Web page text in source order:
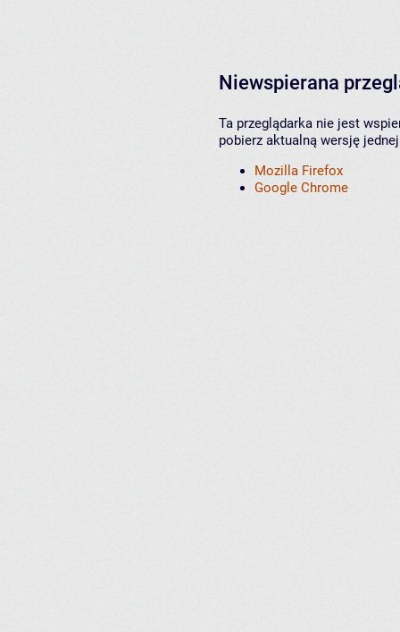
Niewspierana
Ta przeglądarka nie jest
pobierz aktualną wersję
Mozilla Firefox
Google Chrome